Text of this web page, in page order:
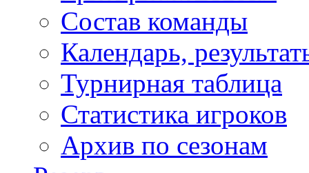
Состав команды
Календарь,
Турнирная таблица
Статистика игроков
Архив по сезонам